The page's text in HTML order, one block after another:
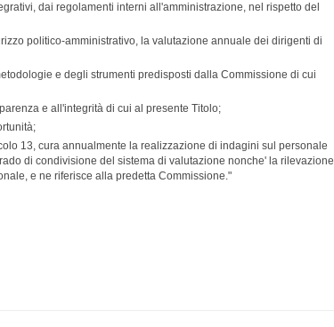
dai regolamenti interni all'amministrazione, nel rispetto del
politico-amministrativo, la valutazione annuale dei dirigenti di
e degli strumenti predisposti dalla Commissione di cui
e all'integrità di cui al presente Titolo;
13, cura annualmente la realizzazione di indagini sul personale
di condivisione del sistema di valutazione nonche' la rilevazione
e ne riferisce alla predetta Commissione."